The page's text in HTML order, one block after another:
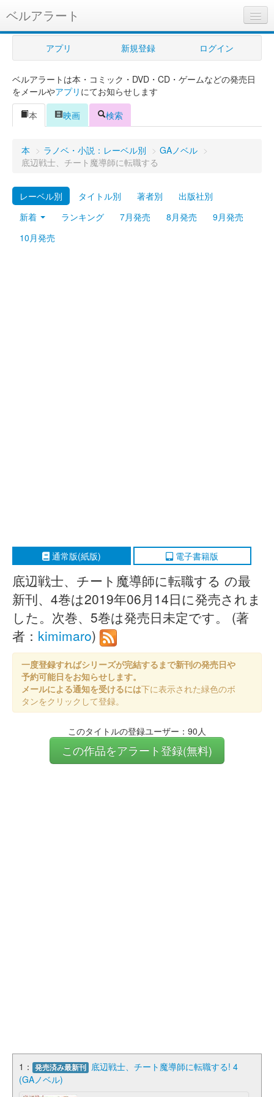
ベルアラート
ベルアラートとは
ヘルプ
新規登録
ログイン
購入管理
Myシェルフ
プレミアム
アプリ 新規登録 ログイン
ベルアラートは本・コミック・DVD・CD・ゲームなどの発売日
をメールやアプリ にてお知らせします
本
映画 検索
本 > ラノベ・小説：レーベル別 > GAノベル >
底辺戦士、チート魔導師に転職する
レーベル別 タイトル別 著者別
出版社別
新着
ランキング 7月発売 8月発売
9月発売
10月発売
通常版(紙版) 電子書籍版
底辺戦士、チート魔導師に転職する の最
新刊、4巻は2019年06月14日に発売されま
した。次巻、5巻は発売日未定です。 (著
者： kimimaro)
一度登録すればシリーズが完結するまで新刊の発売日や
予約可能日をお知らせします。
メールによる通知を受けるには下に表示された緑色のボ
タンをクリックして登録。
このタイトルの登録ユーザー：90人
この作品をアラート登録(無料)
1： 発売済み最新刊 底辺戦士、チート魔導師に転職する! 4
(GAノベル)